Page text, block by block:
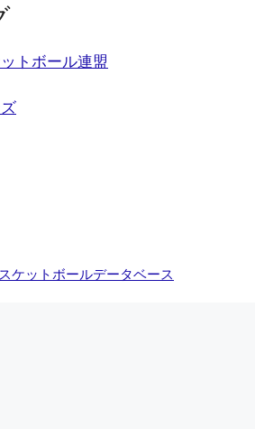
トボール連盟
ケットボールデータベース